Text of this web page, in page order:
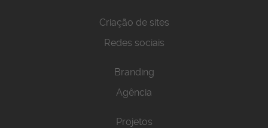
Criação de sites
Redes sociais
Branding
Agência
Projetos